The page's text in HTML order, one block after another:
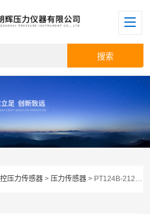
压力传感器 >压力传感器 > PT124B-212水压传感器厂家